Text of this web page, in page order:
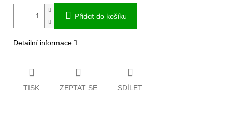
Přidat do košíku
Detailní informace
TISK ZEPTAT SE SDÍLET